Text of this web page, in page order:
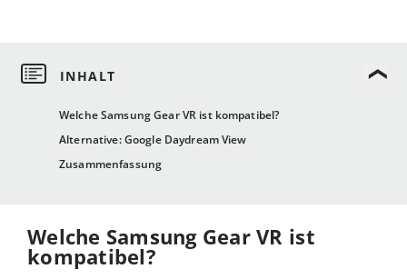
Welche Samsung Gear VR ist kompatibel?
Alternative: Google Daydream View
Zusammenfassung
Welche Samsung Gear VR ist
kompatibel?